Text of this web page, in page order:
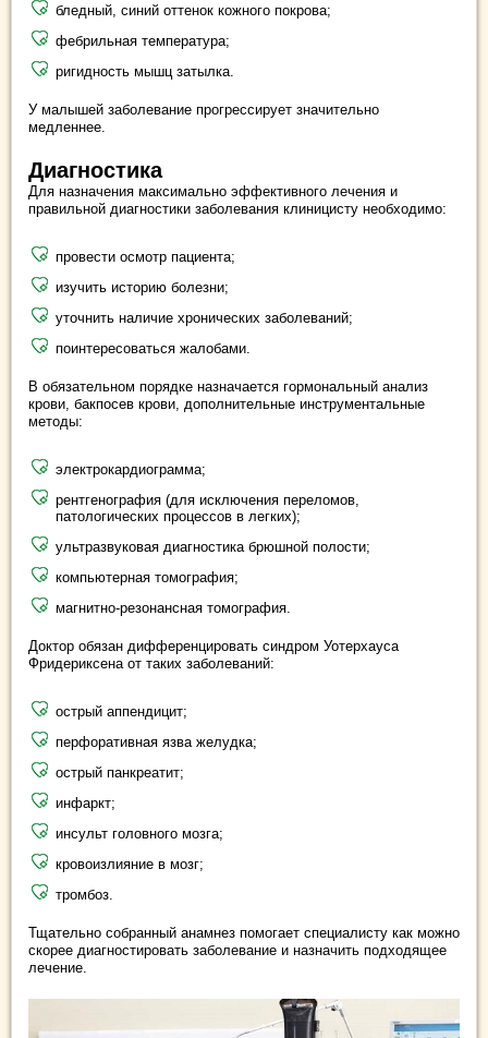
бледный, синий оттенок кожного покрова;
фебрильная температура;
ригидность мышц затылка.
У малышей заболевание прогрессирует значительно
медленнее.
Диагностика
Для назначения максимально эффективного лечения и
правильной диагностики заболевания клиницисту необходимо:
провести осмотр пациента;
изучить историю болезни;
уточнить наличие хронических заболеваний;
поинтересоваться жалобами.
В обязательном порядке назначается гормональный анализ
крови, бакпосев крови, дополнительные инструментальные
методы:
электрокардиограмма;
рентгенография (для исключения переломов,
патологических процессов в легких);
ультразвуковая диагностика брюшной полости;
компьютерная томография;
магнитно-резонансная томография.
Доктор обязан дифференцировать синдром Уотерхауса
Фридериксена от таких заболеваний:
острый аппендицит;
перфоративная язва желудка;
острый панкреатит;
инфаркт;
инсульт головного мозга;
кровоизлияние в мозг;
тромбоз.
Тщательно собранный анамнез помогает специалисту как можно
скорее диагностировать заболевание и назначить подходящее
лечение.